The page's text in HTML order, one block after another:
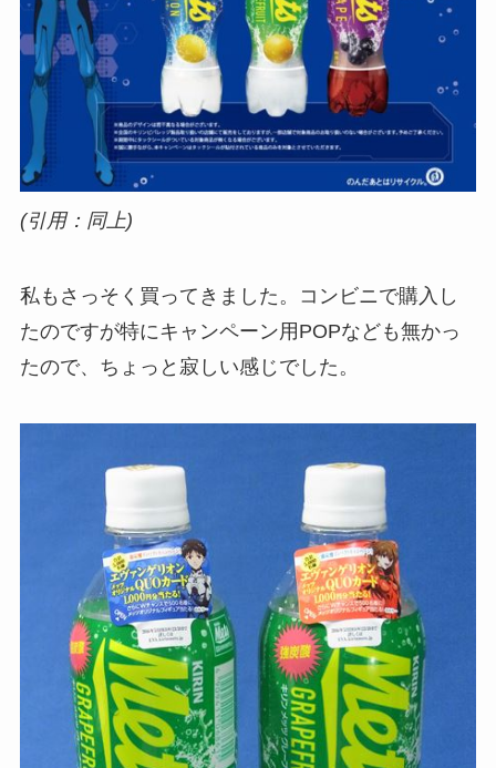
(引用：同上)
私もさっそく買ってきました。コンビニで購入し
たのですが特にキャンペーン用POPなども無かっ
たので、ちょっと寂しい感じでした。